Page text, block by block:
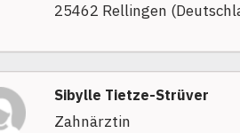
25462 Rellingen
Sibylle Tietze-Strüver
Zahnärztin